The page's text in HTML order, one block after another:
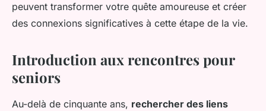
peuvent transformer votre quête amoureuse et créer
des connexions significatives à cette étape de la vie.
Introduction aux rencontres pour
seniors
Au-delà de cinquante ans, rechercher des liens